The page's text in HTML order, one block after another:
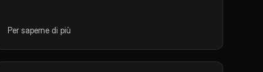
Per saperne di più